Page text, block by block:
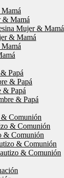
& Mamá
Mujer & Mamá
& Mamá
Papá
& Papá
& Papá
& Papá
Comunión
& Comunión
& Comunión
& Comunión
& Comunión